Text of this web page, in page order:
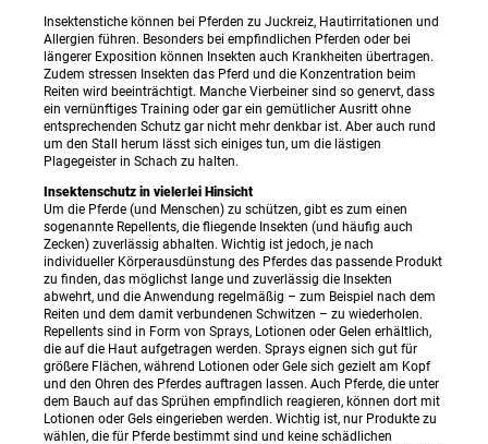
Insektenstiche können bei Pferden zu Juckreiz, Hautirritationen und
Allergien führen. Besonders bei empfindlichen Pferden oder bei
längerer Exposition können Insekten auch Krankheiten übertragen.
Zudem stressen Insekten das Pferd und die Konzentration beim
Reiten wird beeinträchtigt. Manche Vierbeiner sind so genervt, dass
ein vernünftiges Training oder gar ein gemütlicher Ausritt ohne
entsprechenden Schutz gar nicht mehr denkbar ist. Aber auch rund
um den Stall herum lässt sich einiges tun, um die lästigen
Plagegeister in Schach zu halten.
Insektenschutz in vielerlei Hinsicht
Um die Pferde (und Menschen) zu schützen, gibt es zum einen
sogenannte Repellents, die fliegende Insekten (und häufig auch
Zecken) zuverlässig abhalten. Wichtig ist jedoch, je nach
individueller Körperausdünstung des Pferdes das passende Produkt
zu finden, das möglichst lange und zuverlässig die Insekten
abwehrt, und die Anwendung regelmäßig – zum Beispiel nach dem
Reiten und dem damit verbundenen Schwitzen – zu wiederholen.
Repellents sind in Form von Sprays, Lotionen oder Gelen erhältlich,
die auf die Haut aufgetragen werden. Sprays eignen sich gut für
größere Flächen, während Lotionen oder Gele sich gezielt am Kopf
und den Ohren des Pferdes auftragen lassen. Auch Pferde, die unter
dem Bauch auf das Sprühen empfindlich reagieren, können dort mit
Lotionen oder Gels eingerieben werden. Wichtig ist, nur Produkte zu
wählen, die für Pferde bestimmt sind und keine schädlichen